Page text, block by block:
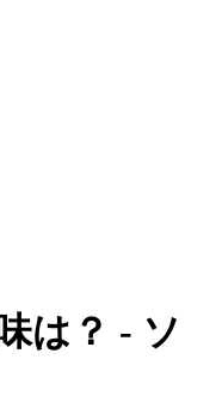
は？ - ソ